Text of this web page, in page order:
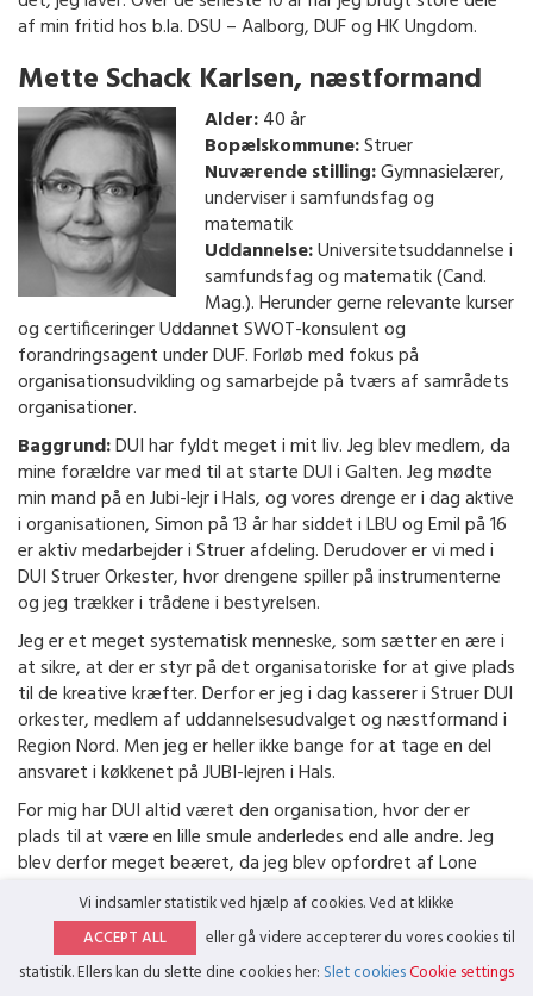
af min fritid hos b.la. DSU – Aalborg, DUF og HK Ungdom.
Mette Schack Karlsen, næstformand
Alder:40 år
Bopælskommune:Struer
Nuværende stilling:Gymnasielærer,
underviser i samfundsfag og
matematik
Uddannelse:Universitetsuddannelse i
samfundsfag og matematik (Cand.
Mag.). Herunder gerne relevante kurser
og certificeringer Uddannet SWOT-konsulent og
forandringsagent under DUF. Forløb med fokus på
organisationsudvikling og samarbejde på tværs af samrådets
organisationer.
Baggrund:DUI har fyldt meget i mit liv. Jeg blev medlem, da
mine forældre var med til at starte DUI i Galten. Jeg mødte
min mand på en Jubi-lejr i Hals, og vores drenge er i dag aktive
i organisationen, Simon på 13 år har siddet i LBU og Emil på 16
er aktiv medarbejder i Struer afdeling. Derudover er vi med i
DUI Struer Orkester, hvor drengene spiller på instrumenterne
og jeg trækker i trådene i bestyrelsen.
Jeg er et meget systematisk menneske, som sætter en ære i
at sikre, at der er styr på det organisatoriske for at give plads
til de kreative kræfter. Derfor er jeg i dag kasserer i Struer DUI
orkester, medlem af uddannelsesudvalget og næstformand i
Region Nord. Men jeg er heller ikke bange for at tage en del
ansvaret i køkkenet på JUBI-lejren i Hals.
For mig har DUI altid været den organisation, hvor der er
plads til at være en lille smule anderledes end alle andre. Jeg
blev derfor meget beæret, da jeg blev opfordret af Lone
Leth Søndergaard Nielsen til at stille op som organisatorisk
næstformand og efterfølgende opnåede støtte fra
hovedbestyrelsen.
Ikke kategoriseret
Vi indsamler statistik ved hjælp af cookies. Ved at klikke
ACCEPT ALL
eller gå videre accepterer du vores cookies til
statistik. Ellers kan du slette dine cookies her: Slet cookiesCookie settings